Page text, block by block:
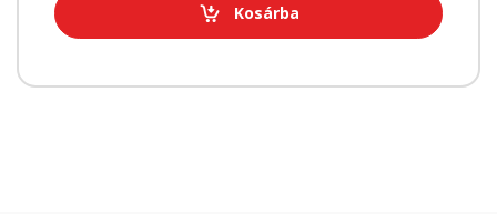
Kosárba